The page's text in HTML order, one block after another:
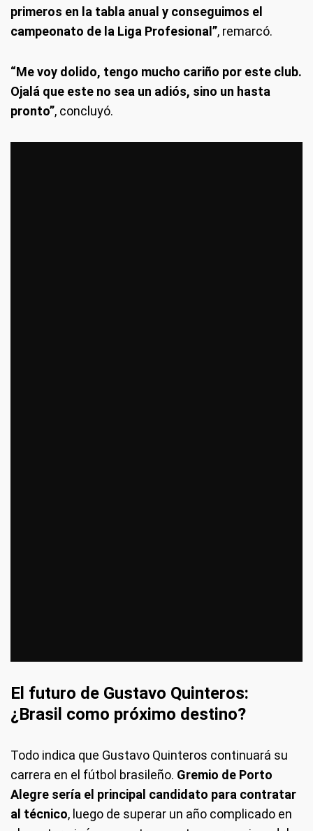
primeros en la tabla anual y conseguimos el
campeonato de la Liga Profesional”, remarcó.
“Me voy dolido, tengo mucho cariño por este club.
Ojalá que este no sea un adiós, sino un hasta
pronto”, concluyó.
El futuro de Gustavo Quinteros:
¿Brasil como próximo destino?
Todo indica que Gustavo Quinteros continuará su
carrera en el fútbol brasileño. Gremio de Porto
Alegre sería el principal candidato para contratar
al técnico, luego de superar un año complicado en